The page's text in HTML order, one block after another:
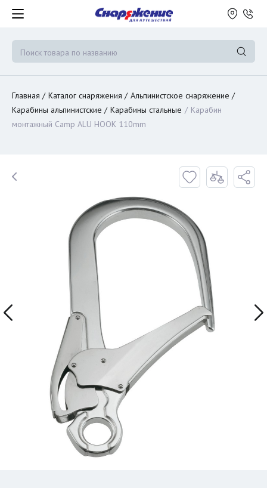
Главная Каталог снаряжения
Альпинистское снаряжение
Карабины альпинистские
Карабины стальные
Карабин
монтажный Camp ALU HOOK 110mm